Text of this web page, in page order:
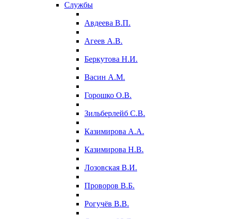
Службы
Авдеева В.П.
Агеев А.В.
Беркутова Н.И.
Васин А.М.
Горошко О.В.
Зильберлейб С.В.
Казимирова А.А.
Казимирова Н.В.
Лозовская В.И.
Проворов В.Б.
Рогучёв В.В.